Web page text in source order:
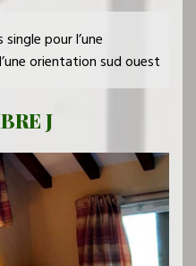
pour l’une
orientation sud ouest
J